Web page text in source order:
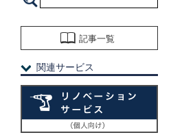
記事一覧
関連サービス